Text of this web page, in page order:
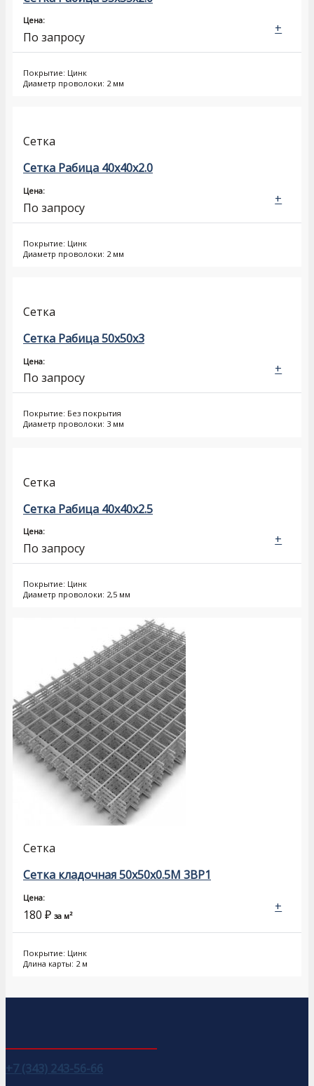
Цена:
По запросу
Покрытие: Цинк
Диаметр проволоки: 2 мм
+
Сетка
Сетка Рабица 40x40x2.0
Цена:
По запросу
Покрытие: Цинк
Диаметр проволоки: 2 мм
+
Сетка
Сетка Рабица 50x50x3
Цена:
По запросу
Покрытие: Без покрытия
Диаметр проволоки: 3 мм
+
Сетка
Сетка Рабица 40x40x2.5
Цена:
По запросу
Покрытие: Цинк
Диаметр проволоки: 2,5 мм
+
Сетка
Сетка кладочная 50х50х0.5М 3ВР1
Цена:
180 ₽ за м²
Покрытие: Цинк
Длина карты: 2 м
+
+7 (343) 243-56-66